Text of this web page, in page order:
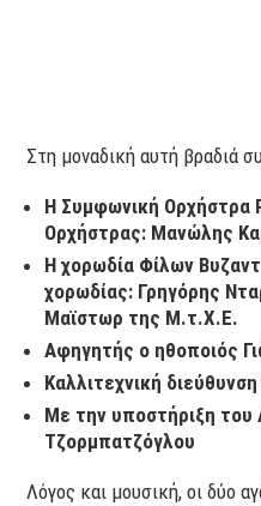
Στη μοναδική αυτή βραδιά
Η Συμφωνική Ορχήστρα
Ορχήστρας: Μανώλης
Η χορωδία Φίλων
χορωδίας: Γρηγόρης
Μαϊστωρ της Μ.τ.Χ.Ε.
Αφηγητής ο ηθοποιός
Καλλιτεχνική
Με την υποστήριξη του
Τζορμπατζόγλου
Λόγος και μουσική, οι δύο